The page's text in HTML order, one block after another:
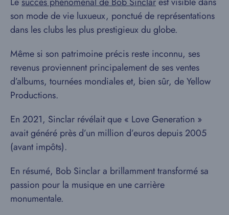
son mode de vie luxueux, ponctué de représentations
dans les clubs les plus prestigieux du globe.
Même si son patrimoine précis reste inconnu, ses
revenus proviennent principalement de ses ventes
d’albums, tournées mondiales et, bien sûr, de Yellow
Productions.
En 2021, Sinclar révélait que « Love Generation »
avait généré près d’un million d’euros depuis 2005
(avant impôts).
En résumé, Bob Sinclar a brillamment transformé sa
passion pour la musique en une carrière
monumentale.